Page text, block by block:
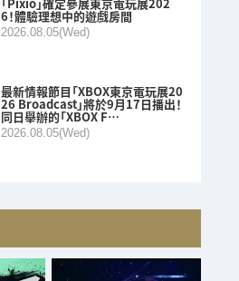
6！體驗理想中的遊戲房間
2026.08.05(Wed)
最新情報節目「XBOX東京電玩展20
26 Broadcast」將於9月17日播出！
同日舉辦的「XBOX F…
2026.08.05(Wed)